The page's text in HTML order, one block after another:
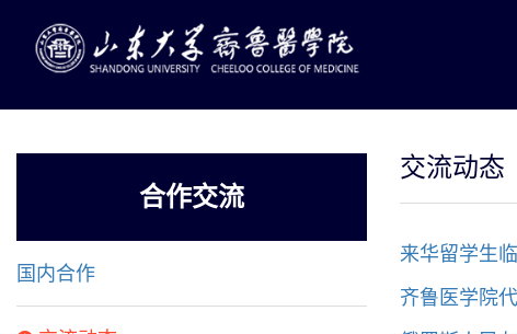
合作交流
国内合作
交流动态
来华留学生
齐鲁医学院